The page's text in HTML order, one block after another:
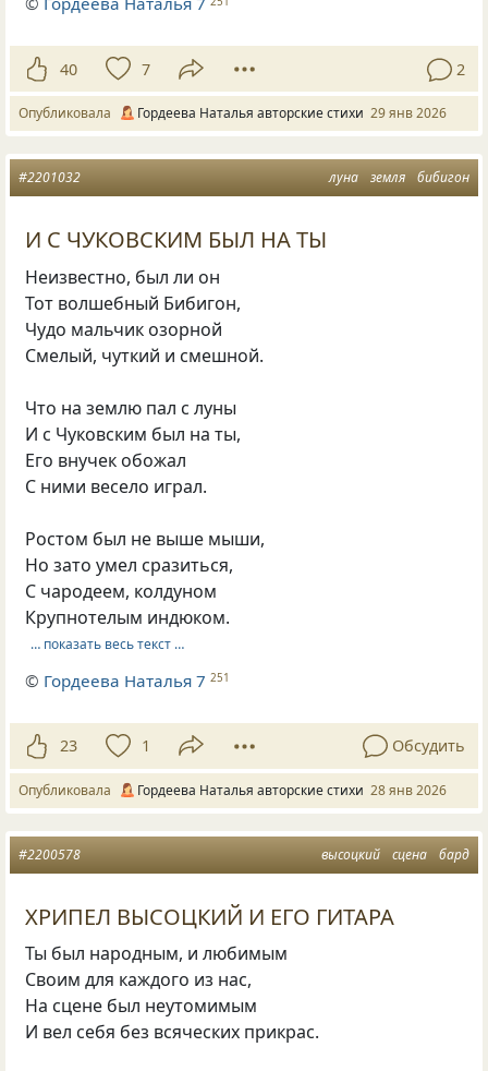
40 7 2
Опубликовала Гордеева Наталья авторские стихи 29 янв 2026
луна земля бибигон
#2201032
И С ЧУКОВСКИМ БЫЛ НА ТЫ
Неизвестно, был ли он
Тот волшебный Бибигон,
Чудо мальчик озорной
Смелый, чуткий и смешной.
Что на землю пал с луны
И с Чуковским был на ты,
Его внучек обожал
С ними весело играл.
Ростом был не выше мыши,
Но зато умел сразиться,
С чародеем, колдуном
Крупнотелым индюком.
… показать весь текст …
© Гордеева Наталья 7 251
23 1 Обсудить
Опубликовала Гордеева Наталья авторские стихи 28 янв 2026
высоцкий сцена бард
#2200578
ХРИПЕЛ ВЫСОЦКИЙ И ЕГО ГИТАРА
Ты был народным, и любимым
Своим для каждого из нас,
На сцене был неутомимым
И вел себя без всяческих прикрас.